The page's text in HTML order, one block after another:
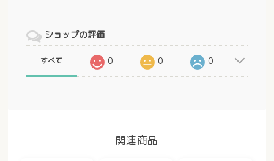
ショップの評価
すべて 0 0 0
関連商品